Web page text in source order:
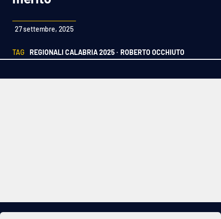
Sport
Cultura
27 settembre, 2025
TAG REGIONALI CALABRIA 2025 · ROBERTO OCCHIUTO